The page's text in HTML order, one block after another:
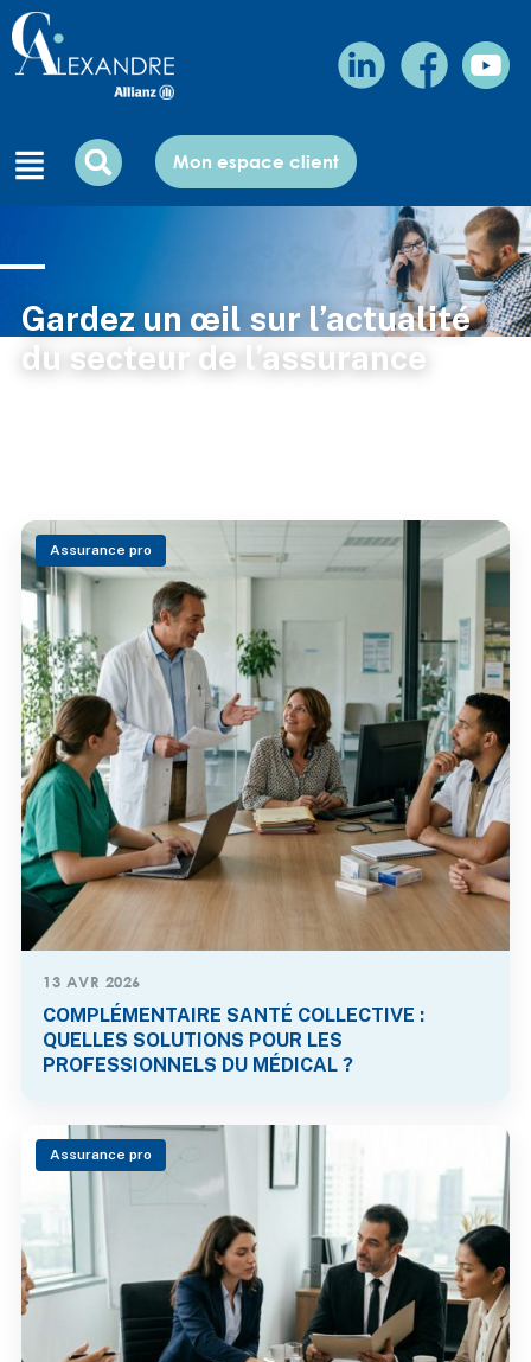
Mon espace client
Gardez un œil sur l’actualité
du secteur de l’assurance
Assurance pro
13 AVR 2026
COMPLÉMENTAIRE SANTÉ COLLECTIVE :
QUELLES SOLUTIONS POUR LES
PROFESSIONNELS DU MÉDICAL ?
Assurance pro